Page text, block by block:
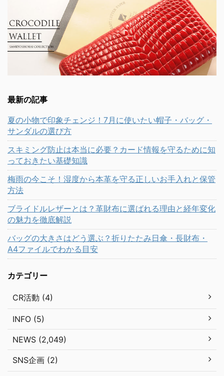
最新の記事
夏の小物で印象チェンジ！7月に使いたい帽子・バッグ・
サンダルの選び方
スキミング防止は本当に必要？カード情報を守るために知
っておきたい基礎知識
梅雨の今こそ！湿度から本革を守る正しいお手入れと保管
方法
ブライドルレザーとは？革財布に選ばれる理由と経年変化
の魅力を徹底解説
バッグの大きさはどう選ぶ？折りたたみ日傘・長財布・
A4ファイルでわかる目安
カテゴリー
CR活動 (4)
INFO (5)
NEWS (2,049)
SNS企画 (2)